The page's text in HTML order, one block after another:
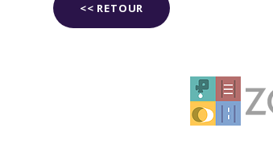
<< RETOUR